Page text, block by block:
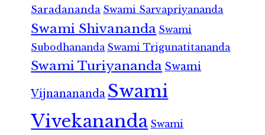
Saradananda Swami Sarvapriyananda
Swami Shivananda Swami
Subodhananda Swami Trigunatitananda
Swami Turiyananda Swami
Vijnanananda Swami
Vivekananda Swami